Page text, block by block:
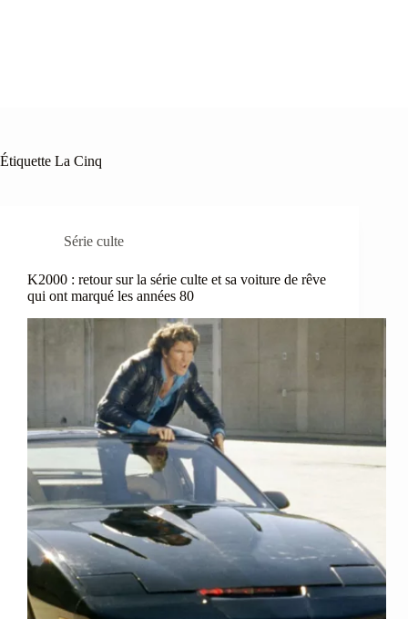
Étiquette La Cinq
Série culte
K2000 : retour sur la série culte et sa voiture de rêve
qui ont marqué les années 80